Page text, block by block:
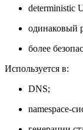
deterministic
одинаковый
более
Используется в:
DNS;
namespace-